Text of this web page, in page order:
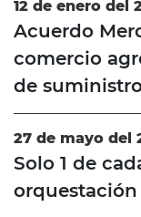
12 de enero del
Acuerdo
comercio
de
27 de mayo del
Solo 1 de
orquestación